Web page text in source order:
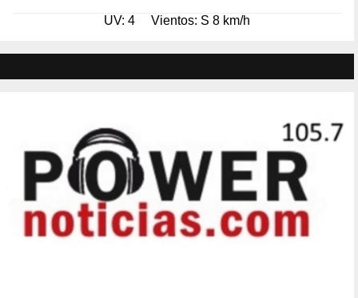
UV: 4 Vientos: S 8 km/h